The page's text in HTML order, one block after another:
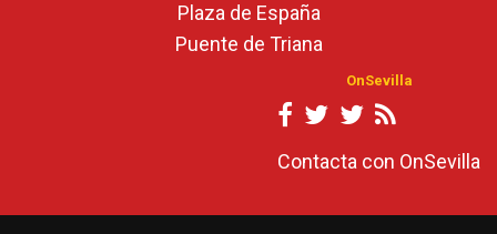
Plaza de España
Puente de Triana
OnSevilla
Contacta con OnSevilla